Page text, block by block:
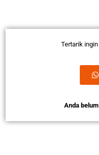
Tertarik
Anda